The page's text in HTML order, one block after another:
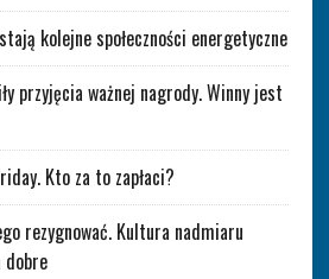
kolejne społeczności energetyczne
przyjęcia ważnej nagrody. Winny jest
Kto za to zapłaci?
rezygnować. Kultura nadmiaru
dobre